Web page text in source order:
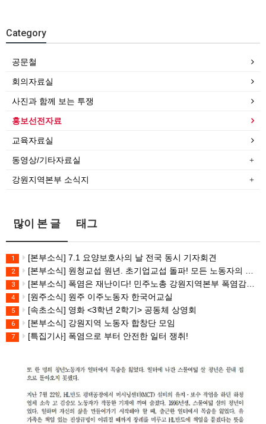
Category
공문철
회의자료실
사진과 함께 보는 투쟁
홍보선전자료
교육자료실
동영상/기타자료실
강원지역본부 소식지
많이 본 글 태그
1 [본부소식] 7.1 요양보호사의 날 전국 동시 기자회견
2 [본부소식] 원청교섭 원년. 초기업교섭 돌파! 모든 노동자의 노동기본권 쟁취! 민주노총 7.15 총파업대회
3 [본부소식] 폭염은 재난이다! 민주노총 강원지역본부 폭염감시단 선포 기자회견
4 [원주소식] 원주 이주노동자 한국어교실
5 [속초소식] 영화 <3학년 2학기> 공동체 상영회
6 [본부소식] 강원지역 노동자 합창단 모임
7 [특집기사] 폭염으로 부터 안전한 일터 쟁취!